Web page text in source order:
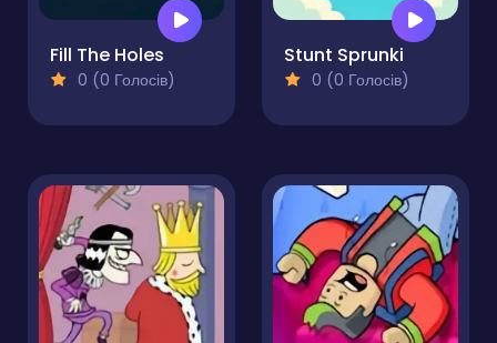
Fill The Holes
0 (0 Голосів)
Stunt Sprunki
0 (0 Голосів)